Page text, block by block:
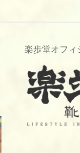
楽歩堂オフィ